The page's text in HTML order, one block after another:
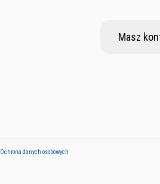
Masz
Ochrona danych osobowych